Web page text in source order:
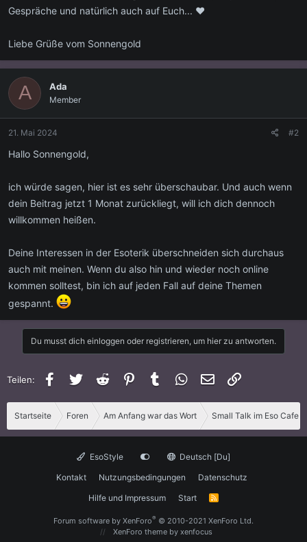
Gespräche und natürlich auch auf Euch... ♥
Liebe Grüße vom Sonnengold
A Ada
Member
21. Mai 2024 #2
Hallo Sonnengold,
ich würde sagen, hier ist es sehr überschaubar. Und auch wenn
dein Beitrag jetzt 1 Monat zurückliegt, will ich dich dennoch
willkommen heißen.
Deine Interessen in der Esoterik überschneiden sich durchaus
auch mit meinen. Wenn du also hin und wieder noch online
kommen solltest, bin ich auf jeden Fall auf deine Themen
gespannt.
Du musst dich einloggen oder registrieren, um hier zu antworten.
Teilen: FacebookTwitter Reddit PinterestTumblr WhatsApp
E-Mail
Startseite Foren Am Anfang war das Wort Small Talk im Eso Cafe
EsoStyle
Deutsch [Du]
Kontakt
Nutzungsbedingungen
Datenschutz
Hilfe und Impressum
Start
R
Forum software by XenForo® © 2010-2021 XenForo Ltd.
XenForo theme by xenfocus